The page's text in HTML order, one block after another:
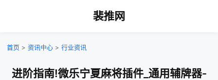
裴推网
首页 > 资讯中心 > 行业资讯
进阶指南!微乐宁夏麻将插件_通用辅牌器-